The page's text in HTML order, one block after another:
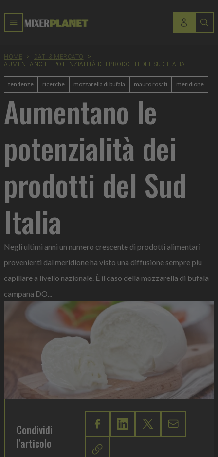
HOME > DATI & MERCATO
>
AUMENTANO LE POTENZIALITÀ DEI PRODOTTI DEL SUD ITALIA
tendenze ricerche mozzarella di bufala mauro rosati meridione
Aumentano le
potenzialità dei
prodotti del Sud
Italia
Negli ultimi anni un numero crescente di prodotti alimentari
provenienti dal meridione ha visto una diffusione sempre più
capillare a livello nazionale. È il caso della mozzarella di bufala
campana DO...
Condividi
l'articolo